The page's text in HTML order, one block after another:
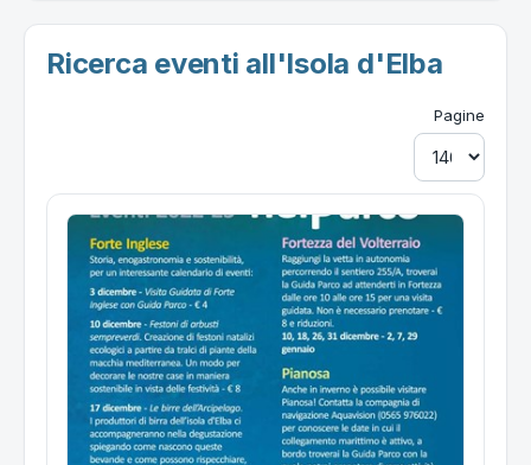
Ricerca eventi all'Isola d'Elba
Pagine